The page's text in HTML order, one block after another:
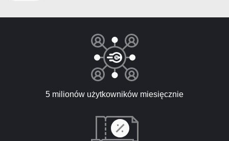
5 milionów użytkowników miesięcznie